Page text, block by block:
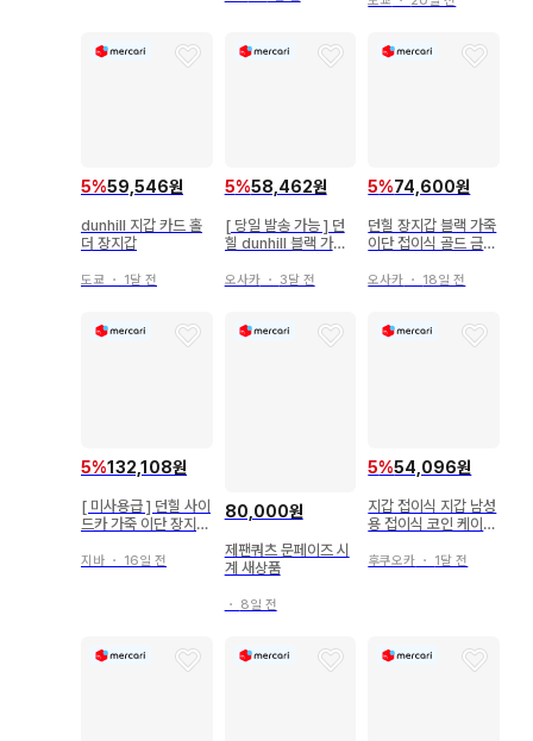
5%59,546원
dunhill 지갑 카드 홀
더 장지갑
도쿄 ・ 1달 전
5%58,462원
[ 당일 발송 가능 ] 던
힐 dunhill 블랙 가죽
오사카・ 3달 전
5%74,600원
던힐 장지갑 블랙 가죽
이단 접이식 골드 금장
오사카 ・ 18일 전
5%132,108원
[ 미사용급 ] 던힐 사이
드카 가죽 이단 장지갑
지바 ・ 16일 전
80,000원
제팬쿼츠 문페이즈 시
계 새상품
・ 8일 전
5%54,096원
지갑 접이식 지갑 남성
용 접이식 코인 케이스
멋진
후쿠오카 ・ 1달 전